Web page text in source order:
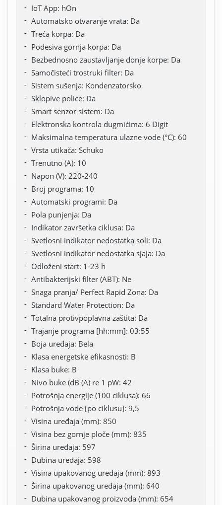
IoT App: hOn
Automatsko otvaranje vrata: Da
Treća korpa: Da
Podesiva gornja korpa: Da
Bezbednosno zaustavljanje donje korpe: Da
Samočisteći trostruki filter: Da
Sistem sušenja: Kondenzatorsko
Sklopive police: Da
Smart senzor sistem: Da
Elektronska kontrola dugmićima: 6 Digit
Maksimalna temperatura ulazne vode (°C): 60
Vrsta utikača: Schuko
Trenutno (A): 10
Napon (V): 220-240
Broj programa: 10
Automatski programi: Da
Pola punjenja: Da
Indikator završetka ciklusa: Da
Svetlosni indikator nedostatka soli: Da
Svetlosni indikator nedostatka sjaja: Da
Odloženi start: 1-23 h
Antibakterijski filter (ABT): Ne
Snaga pranja/ Perfect Rapid Zona: Da
Standard Water Protection: Da
Totalna protivpoplavna zaštita: Da
Trajanje programa [hh:mm]: 03:55
Boja uređaja: Bela
Klasa energetske efikasnosti: B
Klasa buke: B
Nivo buke (dB (A) re 1 pW: 42
Potrošnja energije (100 ciklusa): 66
Potrošnja vode [po ciklusu]: 9,5
Visina uređaja (mm): 850
Visina bez gornje ploče (mm): 835
Širina uređaja: 597
Dubina uređaja: 598
Visina upakovanog uređaja (mm): 893
Širina upakovanog uređaja (mm): 640
Dubina upakovanog proizvoda (mm): 654